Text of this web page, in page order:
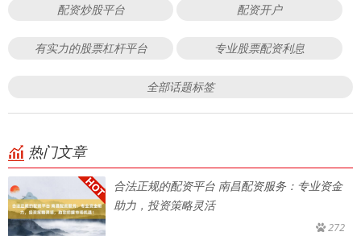
配资炒股平台 配资开户
有实力的股票杠杆平台 专业股票配资利息
全部话题标签
热门文章
合法正规的配资平台 南昌配资服务：专业资金
助力，投资策略灵活
272